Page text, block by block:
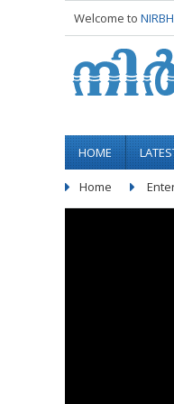
Welcome to
HOME
Home